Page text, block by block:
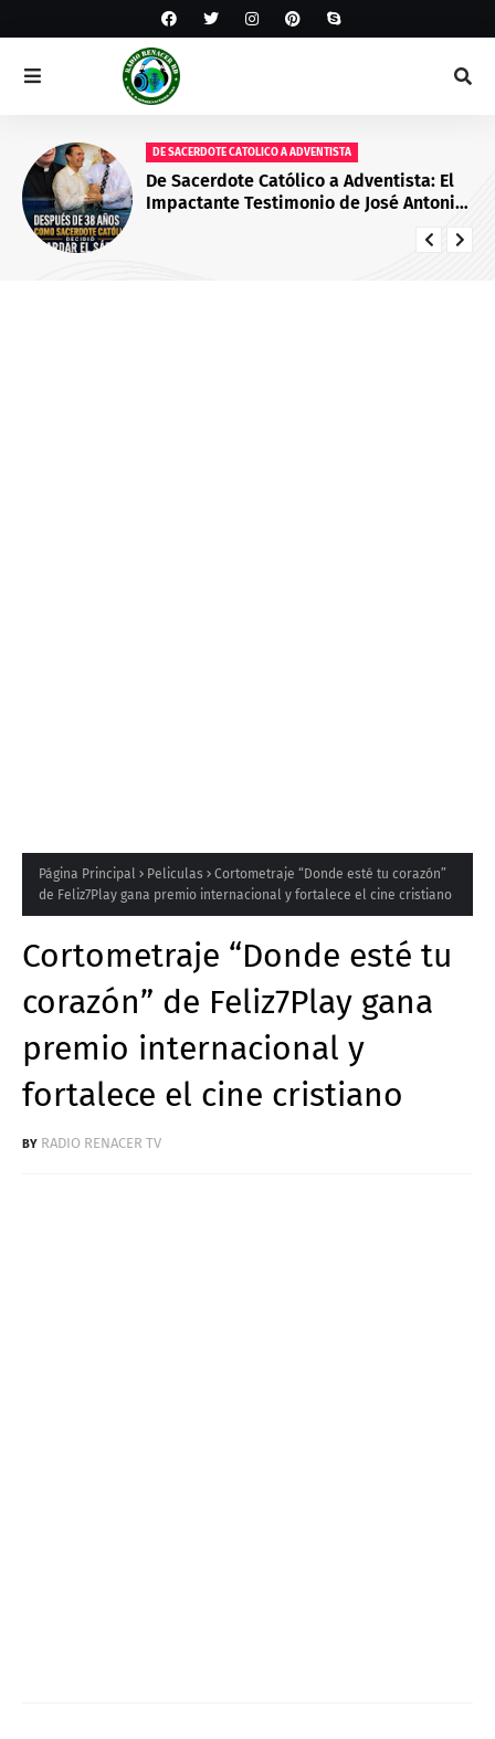
DE SACERDOTE CATOLICO A ADVENTISTA
De Sacerdote Católico a Adventista: El
Impactante Testimonio de José Antonio
Página Principal Peliculas
Cortometraje “Donde esté tu corazón”
de Feliz7Play gana premio internacional y fortalece el cine cristiano
Cortometraje “Donde esté tu
corazón” de Feliz7Play gana
premio internacional y
fortalece el cine cristiano
RADIO RENACER TV